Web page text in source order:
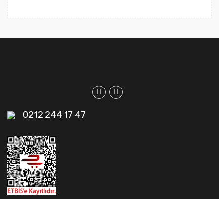
0212 244 17 47